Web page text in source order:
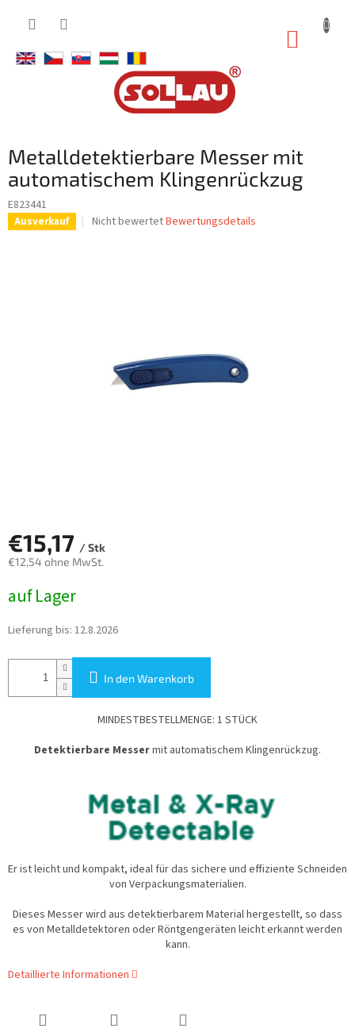
Metalldetektierbare Messer mit
automatischem Klingenrückzug
E823441
Ausverkauf
Die
Nicht bewertetBewertungsdetails
€15,17 / Stk
€12,54 ohne MwSt.
auf Lager
Lieferung bis: 12.8.2026
In den Warenkorb
MINDESTBESTELLMENGE: 1 STÜCK
Detektierbare Messermit automatischem Klingenrückzug.
Er ist leicht und kompakt, ideal für das sichere und effiziente Schneiden
von Verpackungsmaterialien.
Dieses Messer wird aus detektierbarem Material hergestellt, so dass
es von Metalldetektoren oder Röntgengeräten leicht erkannt werden
kann.
Detaillierte Informationen